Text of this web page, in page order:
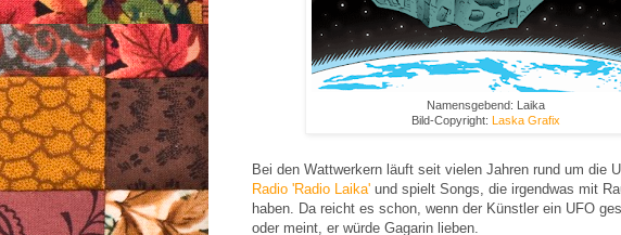
Namensgebend: Laika
Bild-Copyright: Laska Grafix
Bei den Wattwerkern läuft seit vielen Jahren rund um die
Radio 'Radio Laika' und spielt Songs, die irgendwas mit
haben. Da reicht es schon, wenn der Künstler ein UFO
oder meint, er würde Gagarin lieben.